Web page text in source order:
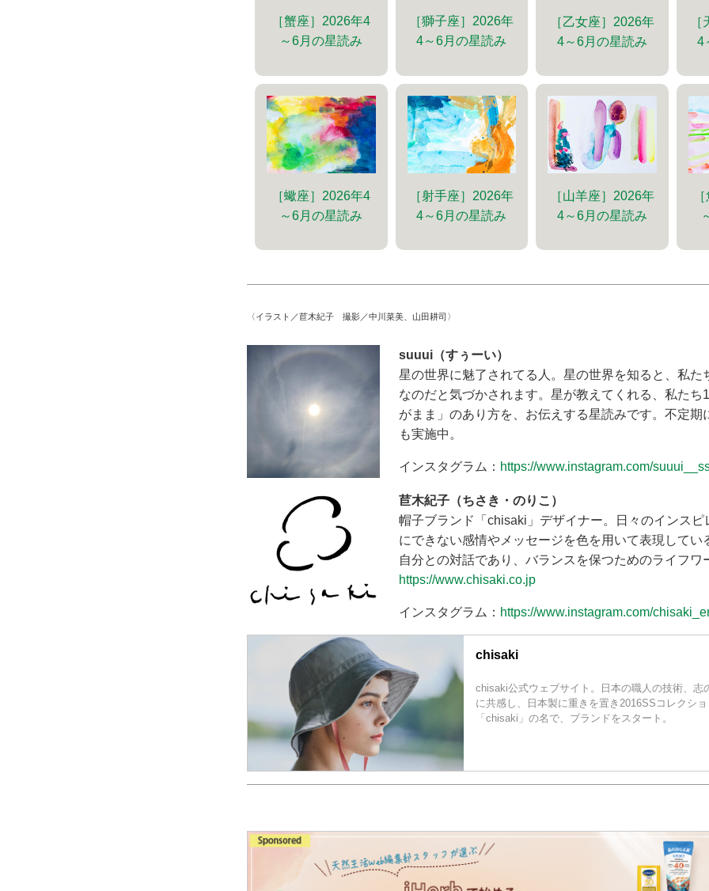
［蟹座］2026年4
～6月の星読み
［獅子座］2026年
4～6月の星読み
［乙女座］2026年
4～6月の星読み
4
［蠍座］2026年4
～6月の星読み
［射手座］2026年
4～6月の星読み
［山羊座］2026年
4～6月の星読み
〈イラスト／苣木紀子 撮影／中川菜美、山田耕司〉
suuui（すぅーい）
星の世界に魅了されてる人。星の世界を知ると、私た
なのだと気づかされます。星が教えてくれる、私たち
がまま」のあり方を、お伝えする星読みです。不定期
も実施中。
インスタグラム： https://www.instagram.com/
苣木紀子（ちさき・のりこ）
帽子ブランド「chisaki」デザイナー。日々のインスピ
にできない感情やメッセージを色を用いて表現してい
自分との対話であり、バランスを保つためのライフワ
https://www.chisaki.co.jp
インスタグラム： https://www.instagram.com/
chisaki
chisaki公式ウェブサイト。日本の職人の技術、志
に共感し、日本製に重きを置き2016SSコレクショ
「chisaki」の名で、ブランドをスタート。